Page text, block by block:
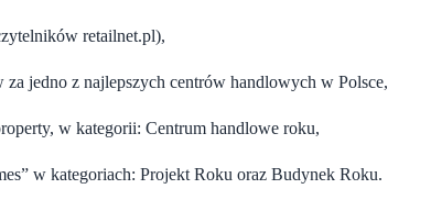
retailnet.pl),
jedno z najlepszych centrów handlowych w Polsce,
w kategorii: Centrum handlowe roku,
w kategoriach: Projekt Roku oraz Budynek Roku.